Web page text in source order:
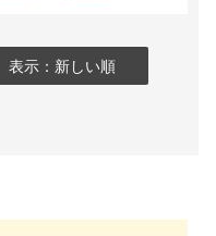
表示：新しい順